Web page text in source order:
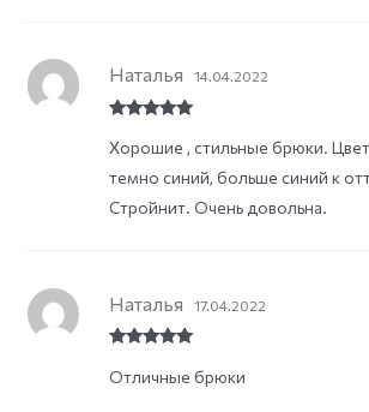
of 5
Наталья 14.04.2022
Хорошие , стильные брюки.
темно синий, больше синий к
Стройнит. Очень довольна.
of 5
Наталья 17.04.2022
Отличные брюки